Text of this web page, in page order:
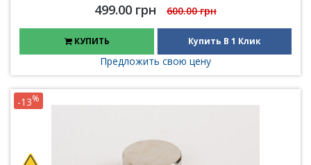
499.00 грн 600.00 грн
КУПИТЬ Купить В 1 Клик
Предложить свою цену
-13%